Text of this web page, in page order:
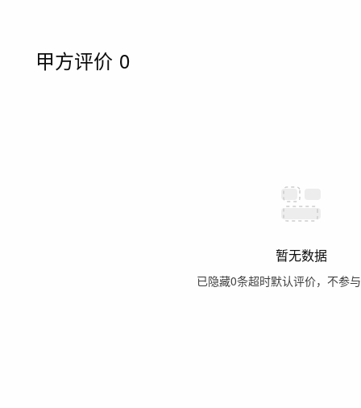
甲方评价 0
暂无数据
已隐藏0条超时默认评价，不参